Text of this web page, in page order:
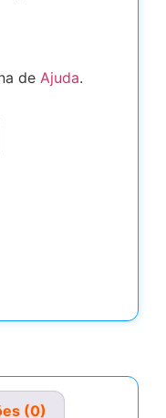
de Ajuda.
(0)